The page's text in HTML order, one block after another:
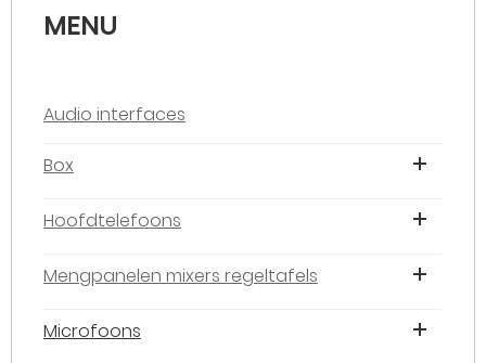
MENU
Audio interfaces
Box
Hoofdtelefoons
Mengpanelen mixers regeltafels
Microfoons